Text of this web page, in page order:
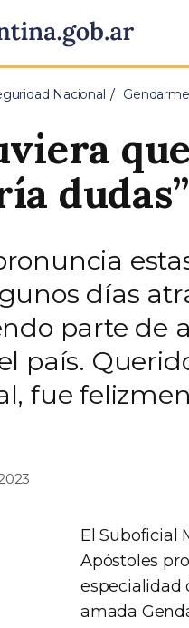
Nacional
dudas”
días
parte de
país.
fue
El Suboficial
Apóstoles
especialidad
amada